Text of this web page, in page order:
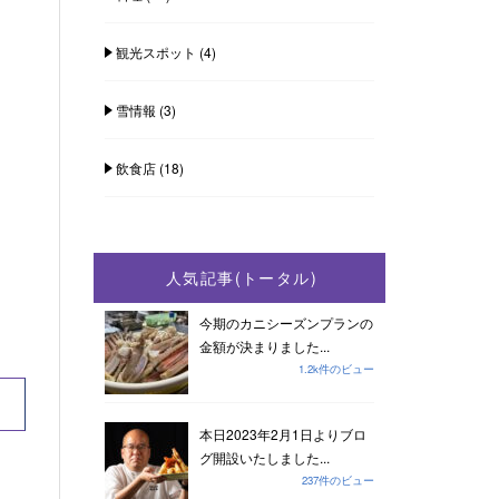
観光スポット (4)
雪情報 (3)
飲食店(18)
人気記事(トータル)
今期のカニシーズンプランの
金額が決まりました...
1.2k件のビュー
本日2023年2月1日よりブロ
グ開設いたしました...
237件のビュー